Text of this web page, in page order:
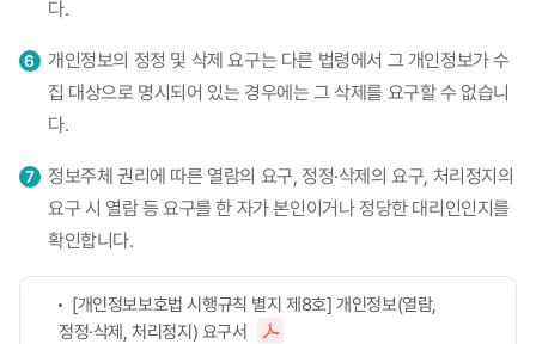
다.
개인정보의 정정 및 삭제 요구는 다른 법령에서 그 개인정보가 수
집 대상으로 명시되어 있는 경우에는 그 삭제를 요구할 수 없습니
다.
정보주체 권리에 따른 열람의 요구, 정정·삭제의 요구, 처리정지의
요구 시 열람 등 요구를 한 자가 본인이거나 정당한 대리인인지를
확인합니다.
[개인정보보호법 시행규칙 별지 제8호] 개인정보(열람,
정정·삭제, 처리정지) 요구서